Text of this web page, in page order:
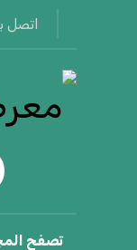
اتصل
تصفح